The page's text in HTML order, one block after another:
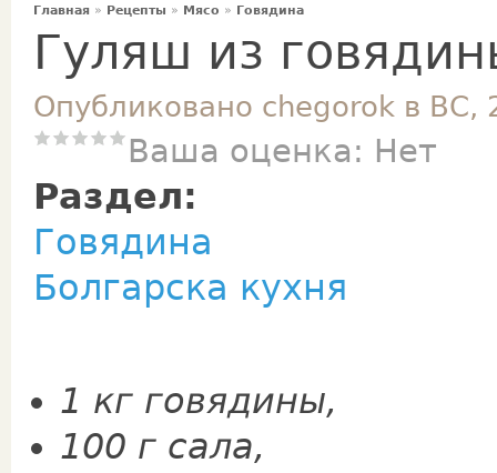
Главная » Рецепты » Мясо » Говядина
Гуляш из
Опубликовано chegorok в ВС,
Ваша оценка: Нет
Раздел:
Говядина
Болгарска кухня
1 кг говядины,
100 г сала,